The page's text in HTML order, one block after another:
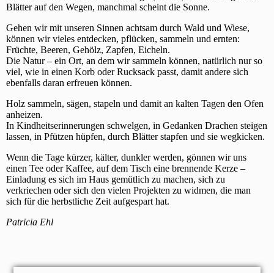
Blätter auf den Wegen, manchmal scheint die Sonne.
Gehen wir mit unseren Sinnen achtsam durch Wald und Wiese,
können wir vieles entdecken, pflücken, sammeln und ernten:
Früchte, Beeren, Gehölz, Zapfen, Eicheln.
Die Natur – ein Ort, an dem wir sammeln können, natürlich nur so
viel, wie in einen Korb oder Rucksack passt, damit andere sich
ebenfalls daran erfreuen können.
Holz sammeln, sägen, stapeln und damit an kalten Tagen den Ofen
anheizen.
In Kindheitserinnerungen schwelgen, in Gedanken Drachen steigen
lassen, in Pfützen hüpfen, durch Blätter stapfen und sie wegkicken.
Wenn die Tage kürzer, kälter, dunkler werden, gönnen wir uns
einen Tee oder Kaffee, auf dem Tisch eine brennende Kerze –
Einladung es sich im Haus gemütlich zu machen, sich zu
verkriechen oder sich den vielen Projekten zu widmen, die man
sich für die herbstliche Zeit aufgespart hat.
Patricia Ehl